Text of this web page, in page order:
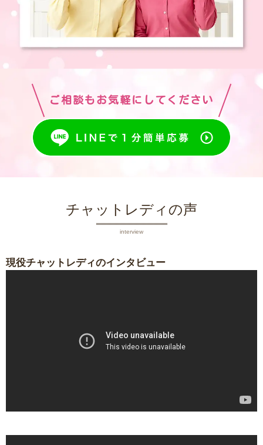
ご相談もお気軽にしてください
チャットレディの声
interview
現役チャットレディのインタビュー